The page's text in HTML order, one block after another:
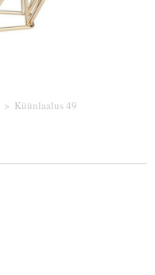
> Küünlaalus 49